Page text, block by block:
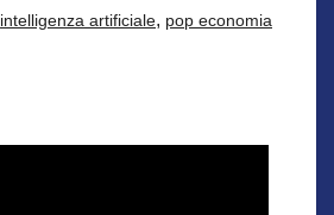
intelligenza artificiale, pop economia